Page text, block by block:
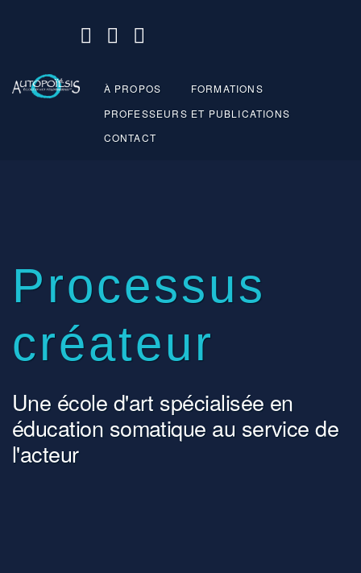
À PROPOS
FORMATIONS
PROFESSEURS ET PUBLICATIONS
CONTACT
Processus
créateur
Une école d'art spécialisée en
éducation somatique au service de
l'acteur